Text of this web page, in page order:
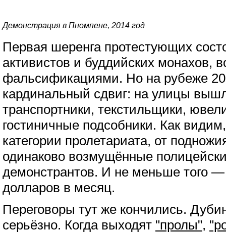
Демонстрация в Пномпене, 2014 год
Первая шеренга протестующих
активистов и буддийских монахов,
фальсификациями. Но на рубеже
кардинальный сдвиг: на улицы
транспортники, текстильщики,
гостиничные подсобники. Как
категории пролетариата, от
одинаково возмущённые
демонстрантов. И не меньше того —
долларов в месяц.
Переговоры тут же кончились.
серьёзно. Когда выходят "пролы",